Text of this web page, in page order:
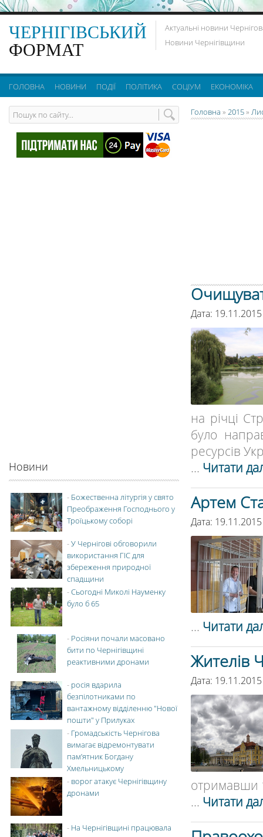
ЧЕРНІГІВСЬКИЙ
ФОРМАТ
Актуальні новини
Новини Чернігівщини
ГОЛОВНА НОВИНИ ПОДІЇ ПОЛІТИКА СОЦІУМ ЕКОНОМІКА
Головна » 2015»
Дата:
на річці
було
ресурсів
... Читати
Артем
Дата:
... Читати
Жителів
Дата:
отримавши
... Читати
Новини
- Божественна літургія у свято
Преображення Господнього у
Троїцькому соборі
-У Чернігові обговорили
використання ГІС для
збереження природної
спадщини
-Сьогодні Миколі Науменку
було б 65
- Росіяни почали масовано
бити по Чернігівщині
реактивними дронами
- росія вдарила
безпілотниками по
вантажному відділенню "Нової
пошти" у Прилуках
- Громадськість Чернігова
вимагає відремонтувати
пам’ятник Богдану
Хмельницькому
- ворог атакує Чернігівщину
дронами
- На Чернігівщині працювала